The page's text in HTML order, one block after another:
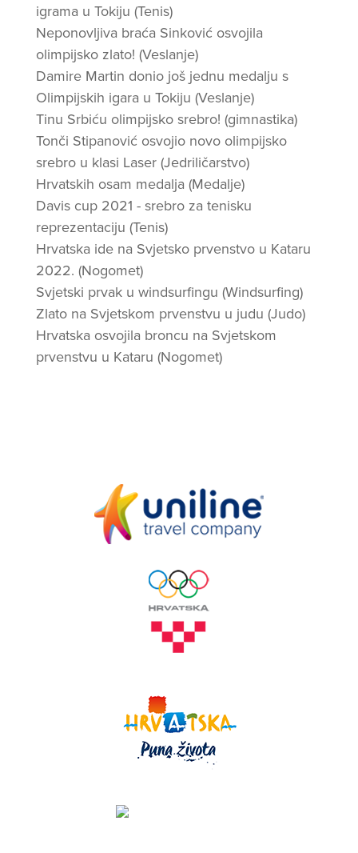
igrama u Tokiju (Tenis)
Neponovljiva braća Sinković osvojila
olimpijsko zlato! (Veslanje)
Damire Martin donio još jednu medalju s
Olimpijskih igara u Tokiju (Veslanje)
Tinu Srbiću olimpijsko srebro! (gimnastika)
Tonči Stipanović osvojio novo olimpijsko
srebro u klasi Laser (Jedriličarstvo)
Hrvatskih osam medalja (Medalje)
Davis cup 2021 - srebro za tenisku
reprezentaciju (Tenis)
Hrvatska ide na Svjetsko prvenstvo u Kataru
2022. (Nogomet)
Svjetski prvak u windsurfingu (Windsurfing)
Zlato na Svjetskom prvenstvu u judu (Judo)
Hrvatska osvojila broncu na Svjetskom
prvenstvu u Kataru (Nogomet)